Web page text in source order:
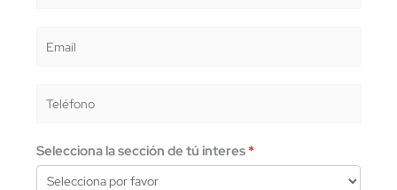
Selecciona la sección de tú interes